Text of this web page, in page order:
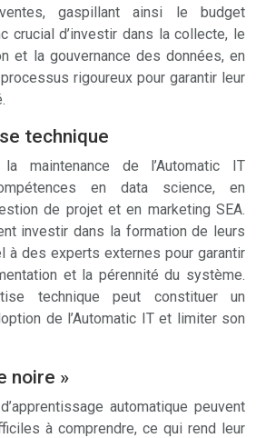
gaspillant ainsi le budget
crucial d’investir dans la collecte, le
et la gouvernance des données, en
rigoureux pour garantir leur
technique
la maintenance de l’Automatic IT
en data science, en
de projet et en marketing SEA.
investir dans la formation de leurs
à des experts externes pour garantir
et la pérennité du système.
technique peut constituer un
de l’Automatic IT et limiter son
noire »
automatique peuvent
à comprendre, ce qui rend leur